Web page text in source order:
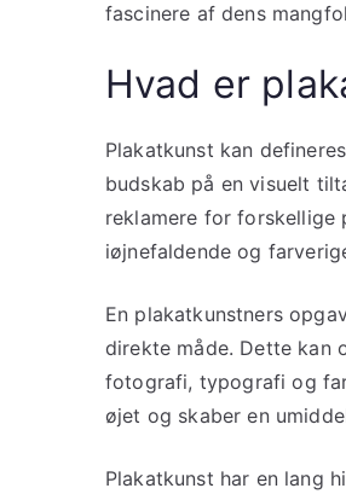
fascinere af dens
Hvad er
Plakatkunst kan
budskab på en visuelt
reklamere for forskellige
iøjnefaldende og
En plakatkunstners
direkte måde. Dette kan
fotografi, typografi og
øjet og skaber en
Plakatkunst har en lang